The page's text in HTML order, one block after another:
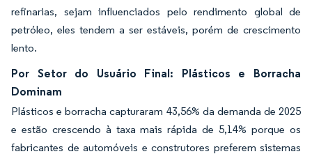
refinarias, sejam influenciados pelo rendimento global de
petróleo, eles tendem a ser estáveis, porém de crescimento
lento.
Por Setor do Usuário Final: Plásticos e Borracha
Dominam
Plásticos e borracha capturaram 43,56% da demanda de 2025
e estão crescendo à taxa mais rápida de 5,14% porque os
fabricantes de automóveis e construtores preferem sistemas